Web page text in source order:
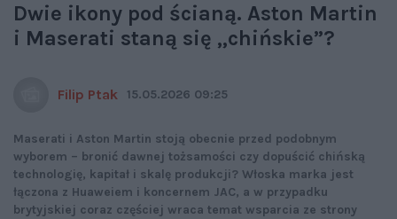
Dwie ikony pod ścianą. Aston Martin
i Maserati staną się „chińskie”?
Filip Ptak 15.05.2026 09:25
Maserati i Aston Martin stoją obecnie przed podobnym
wyborem – bronić dawnej tożsamości czy dopuścić chińską
technologię, kapitał i skalę produkcji? Włoska marka jest
łączona z Huaweiem i koncernem JAC, a w przypadku
brytyjskiej coraz częściej wraca temat wsparcia ze strony